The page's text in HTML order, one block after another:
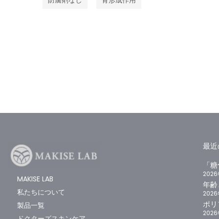
MAKISE LAB
私たちについて
製品一覧
最
「
2026
年
2026
ポ
2026